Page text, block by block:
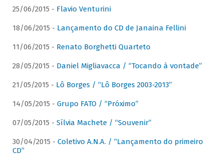
25/06/2015 - Flavio Venturini
18/06/2015 - Lançamento do CD de Janaina Fellini
11/06/2015 - Renato Borghetti Quarteto
28/05/2015 - Daniel Migliavacca / “Tocando à vontade”
21/05/2015 - Lô Borges / “Lô Borges 2003-2013”
14/05/2015 - Grupo FATO / “Próximo”
07/05/2015 - Sílvia Machete / “Souvenir”
30/04/2015 - Coletivo A.N.A. / “Lançamento do primeiro
CD”